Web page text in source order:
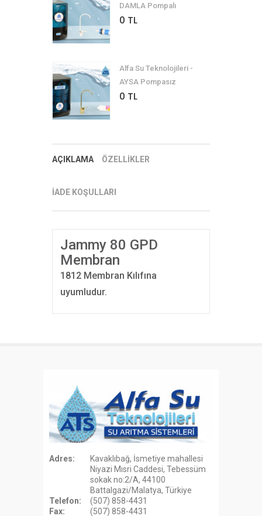
DAMLA Pompalı
0 TL
Alfa Su Teknolojileri -
AYSA Pompasız
0 TL
AÇIKLAMA ÖZELLİKLER
İADE KOŞULLARI
Jammy 80 GPD
Membran
1812 Membran Kılıfına
uyumludur.
Adres:
Kavaklıbağ, İsmetiye mahallesi
Niyazi Mısri Caddesi, Tebessüm
sokak no:2/A, 44100
Battalgazi/Malatya, Türkiye
Telefon:
(507) 858-4431
Fax:
(507) 858-4431